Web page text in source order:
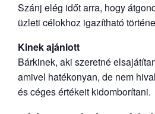
Szánj elég időt arra, hogy
üzleti célokhoz igazítható
Kinek ajánlott
Bárkinek, aki szeretné
amivel hatékonyan, de nem
és céges értékeit kidomborítani.